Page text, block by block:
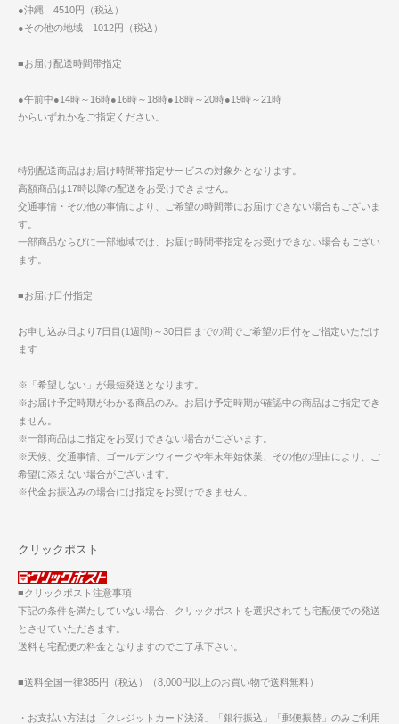
●沖縄 4510円（税込）
●その他の地域 1012円（税込）
■お届け配送時間帯指定
●午前中●14時～16時●16時～18時●18時～20時●19時～21時
からいずれかをご指定ください。
特別配送商品はお届け時間帯指定サービスの対象外となります。
高額商品は17時以降の配送をお受けできません。
交通事情・その他の事情により、ご希望の時間帯にお届けできない場合もございま
す。
一部商品ならびに一部地域では、お届け時間帯指定をお受けできない場合もござい
ます。
■お届け日付指定
お申し込み日より7日目(1週間)～30日目までの間でご希望の日付をご指定いただけ
ます
※「希望しない」が最短発送となります。
※お届け予定時期がわかる商品のみ。お届け予定時期が確認中の商品はご指定でき
ません。
※一部商品はご指定をお受けできない場合がございます。
※天候、交通事情、ゴールデンウィークや年末年始休業、その他の理由により、ご
希望に添えない場合がございます。
※代金お振込みの場合には指定をお受けできません。
クリックポスト
■クリックポスト注意事項
下記の条件を満たしていない場合、クリックポストを選択されても宅配便での発送
とさせていただきます。
送料も宅配便の料金となりますのでご了承下さい。
■送料全国一律385円（税込）（8,000円以上のお買い物で送料無料）
・お支払い方法は「クレジットカード決済」「銀行振込」「郵便振替」のみご利用